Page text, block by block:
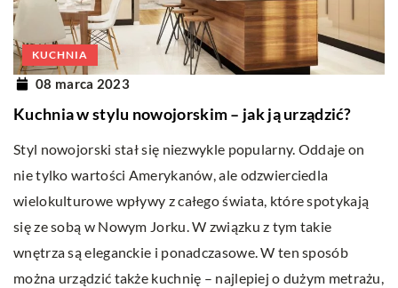
KUCHNIA
08 marca 2023
Kuchnia w stylu nowojorskim – jak ją urządzić?
Styl nowojorski stał się niezwykle popularny. Oddaje on
nie tylko wartości Amerykanów, ale odzwierciedla
wielokulturowe wpływy z całego świata, które spotykają
się ze sobą w Nowym Jorku. W związku z tym takie
wnętrza są eleganckie i ponadczasowe. W ten sposób
można urządzić także kuchnię – najlepiej o dużym metrażu,